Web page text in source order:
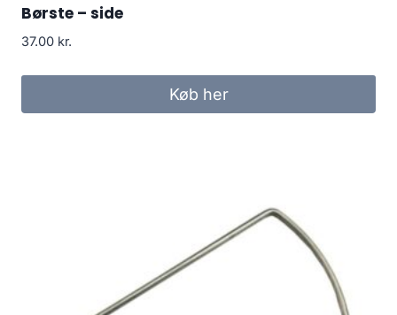
Børste – side
37.00 kr.
Køb her